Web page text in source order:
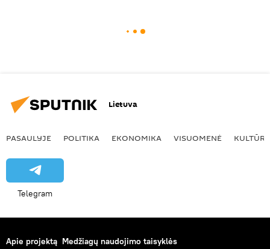
Lietuva
PASAULYJE POLITIKA EKONOMIKA VISUOMENĖ KULTŪRA
Telegram
Apie projektą Medžiagų naudojimo taisyklės